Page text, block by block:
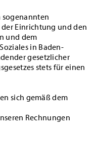
sogenannten
Einrichtung und den
und dem
in Baden-
gesetzlicher
stets für einen
sich gemäß dem
Rechnungen